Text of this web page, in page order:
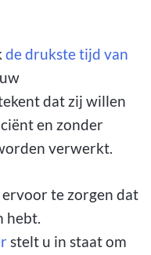
de drukste tijd van
dat zij willen
en zonder
verwerkt.
te zorgen dat
hebt.
stelt u in staat om